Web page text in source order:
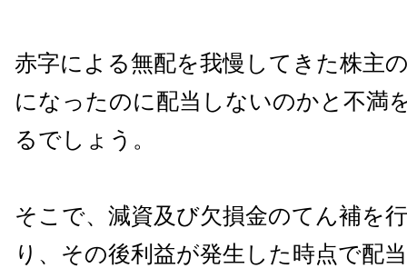
赤字による無配を我慢してきた株主
になったのに配当しないのかと不満
るでしょう。
そこで、減資及び欠損金のてん補を
り、その後利益が発生した時点で配